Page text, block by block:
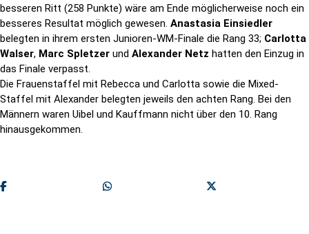
besseren Ritt (258 Punkte) wäre am Ende möglicherweise noch ein
besseres Resultat möglich gewesen. Anastasia Einsiedler
belegten in ihrem ersten Junioren-WM-Finale die Rang 33; Carlotta
Walser, Marc Spletzer und Alexander Netz hatten den Einzug in
das Finale verpasst.
Die Frauenstaffel mit Rebecca und Carlotta sowie die Mixed-
Staffel mit Alexander belegten jeweils den achten Rang. Bei den
Männern waren Uibel und Kauffmann nicht über den 10. Rang
hinausgekommen.
Teilen